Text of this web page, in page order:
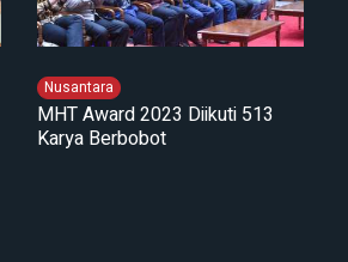
Nusantara
MHT Award 2023 Diikuti 513
Karya Berbobot